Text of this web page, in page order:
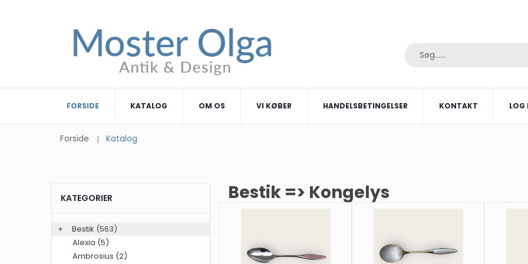
FORSIDE KATALOG OM OS VI KØBER HANDELSBETINGELSER KONTAKT LOG
Forside Katalog
Bestik => Kongelys
KATEGORIER
+ Bestik (563)
Alexia (5)
Ambrosius (2)